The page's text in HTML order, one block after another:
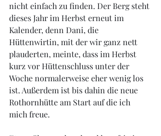
nicht einfach zu finden. Der Berg steht
dieses Jahr im Herbst erneut im
Kalender, denn Dani, die
Hüttenwirtin, mit der wir ganz nett
plauderten, meinte, dass im Herbst
kurz vor Hüttenschluss unter der
Woche normalerweise eher wenig los
ist. Außerdem ist bis dahin die neue
Rothornhütte am Start auf die ich
mich freue.